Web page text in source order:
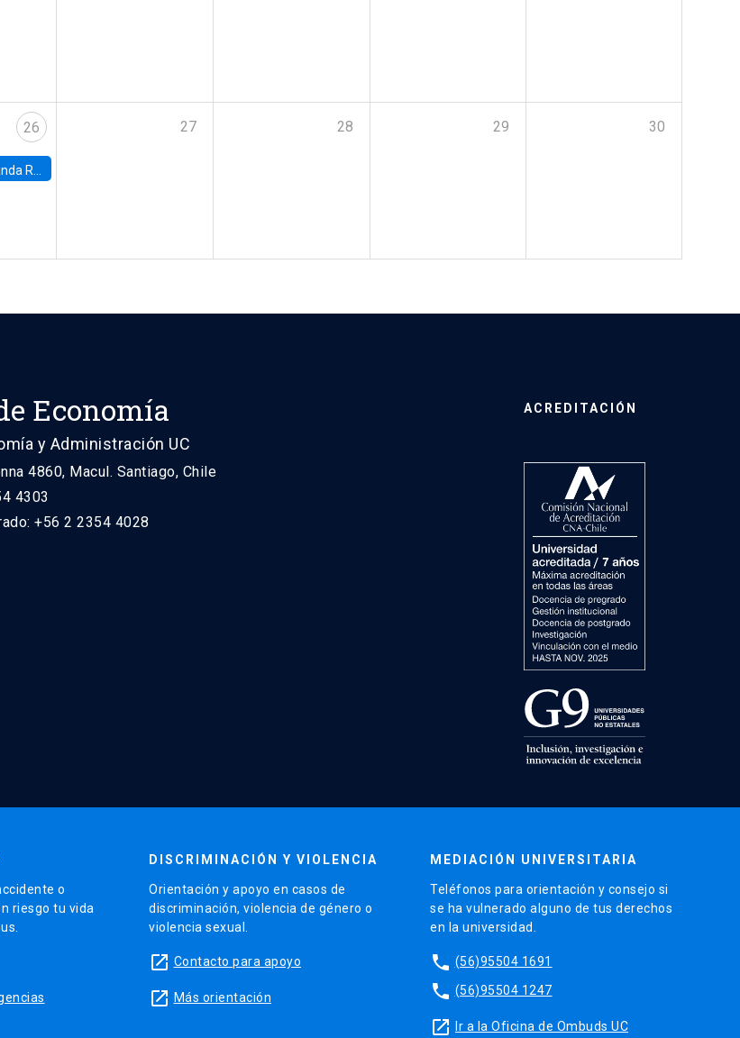
26
of Wisconsin-Madison
27 28 29 30
Economía
y Administración UC
4860, Macul. Santiago, Chile
4303
+56 2 2354 4028
ACREDITACIÓN
o
riesgo tu vida
DISCRIMINACIÓN Y VIOLENCIA
Orientación y apoyo en casos de
discriminación, violencia de género o
violencia sexual.
launch Contacto para apoyo
launch Más orientación
MEDIACIÓN UNIVERSITARIA
Teléfonos para orientación y consejo si
se ha vulnerado alguno de tus derechos
en la universidad.
phone (56)95504 1691
phone (56)95504 1247
launch Ir a la Oficina de Ombuds UC